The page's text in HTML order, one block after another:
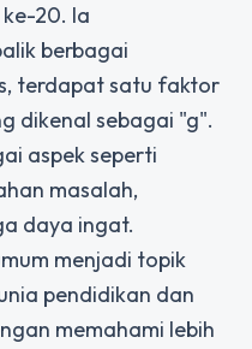
20. Ia
berbagai
terdapat satu faktor
dikenal sebagai "g".
aspek seperti
masalah,
daya ingat.
menjadi topik
pendidikan dan
memahami lebih